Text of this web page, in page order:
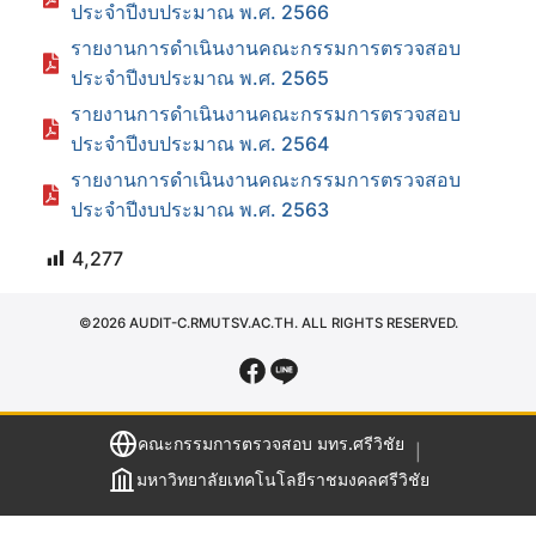
ประจำปีงบประมาณ พ.ศ. 2566
รายงานการดำเนินงานคณะกรรมการตรวจสอบ
ประจำปีงบประมาณ พ.ศ. 2565
รายงานการดำเนินงานคณะกรรมการตรวจสอบ
ประจำปีงบประมาณ พ.ศ. 2564
รายงานการดำเนินงานคณะกรรมการตรวจสอบ
ประจำปีงบประมาณ พ.ศ. 2563
4,277
©2026 AUDIT-C.RMUTSV.AC.TH. ALL RIGHTS RESERVED.
คณะกรรมการตรวจสอบ มทร.ศรีวิชัย
มหาวิทยาลัยเทคโนโลยีราชมงคลศรีวิชัย